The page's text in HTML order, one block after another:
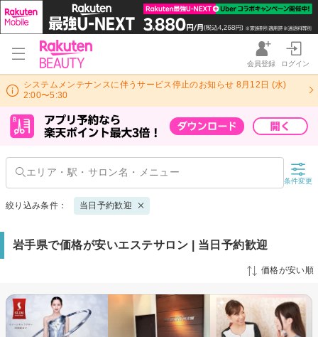
会員登録 ログイン
システムメンテナンスに伴うサービス停止のお知らせ 8月12日 (水)
2:00〜5:30
条件変更
絞り込み条件： 当日予約歓迎
岩手県で価格が安いエステサロン | 当日予約歓迎
価格が安い順